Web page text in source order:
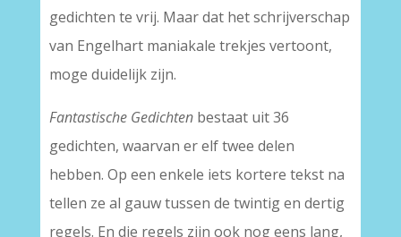
gedichten te vrij. Maar dat het schrijverschap
van Engelhart maniakale trekjes vertoont,
moge duidelijk zijn.
Fantastische Gedichtenbestaat uit 36
gedichten, waarvan er elf twee delen
hebben. Op een enkele iets kortere tekst na
tellen ze al gauw tussen de twintig en dertig
regels. En die regels zijn ook nog eens lang,